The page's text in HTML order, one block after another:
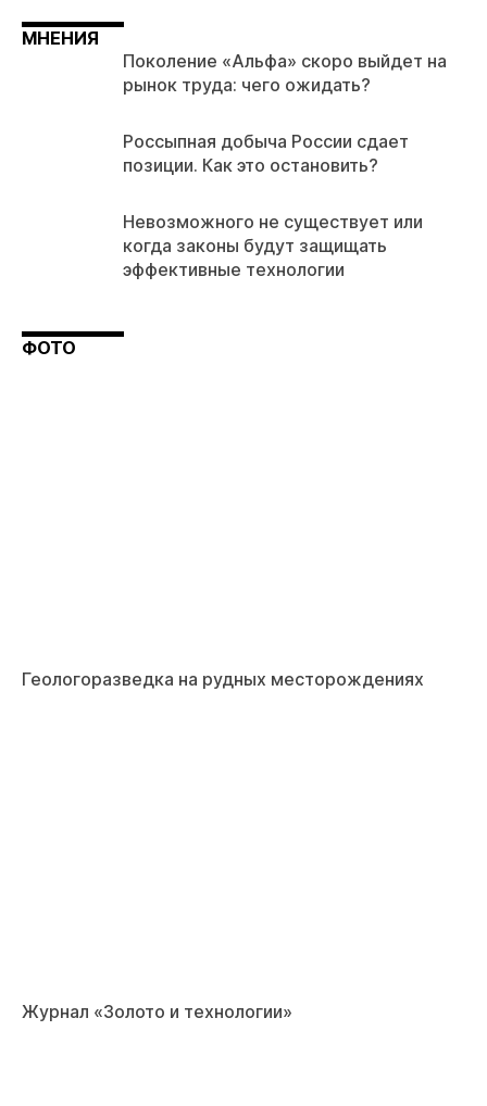
МНЕНИЯ
Поколение «Альфа» скоро выйдет на
рынок труда: чего ожидать?
Россыпная добыча России сдает
позиции. Как это остановить?
Невозможного не существует или
когда законы будут защищать
эффективные технологии
ФОТО
Геологоразведка на рудных месторождениях
Журнал «Золото и технологии»